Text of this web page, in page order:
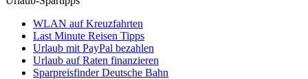
WLAN auf Kreuzfahrten
Last Minute Reisen Tipps
Urlaub mit PayPal bezahlen
Urlaub auf Raten finanzieren
Sparpreisfinder Deutsche Bahn